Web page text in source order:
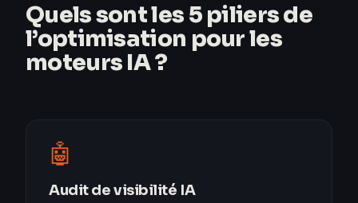
Quels sont les 5 piliers de
l’optimisation pour les
moteurs IA ?
🤖
Audit de visibilité IA